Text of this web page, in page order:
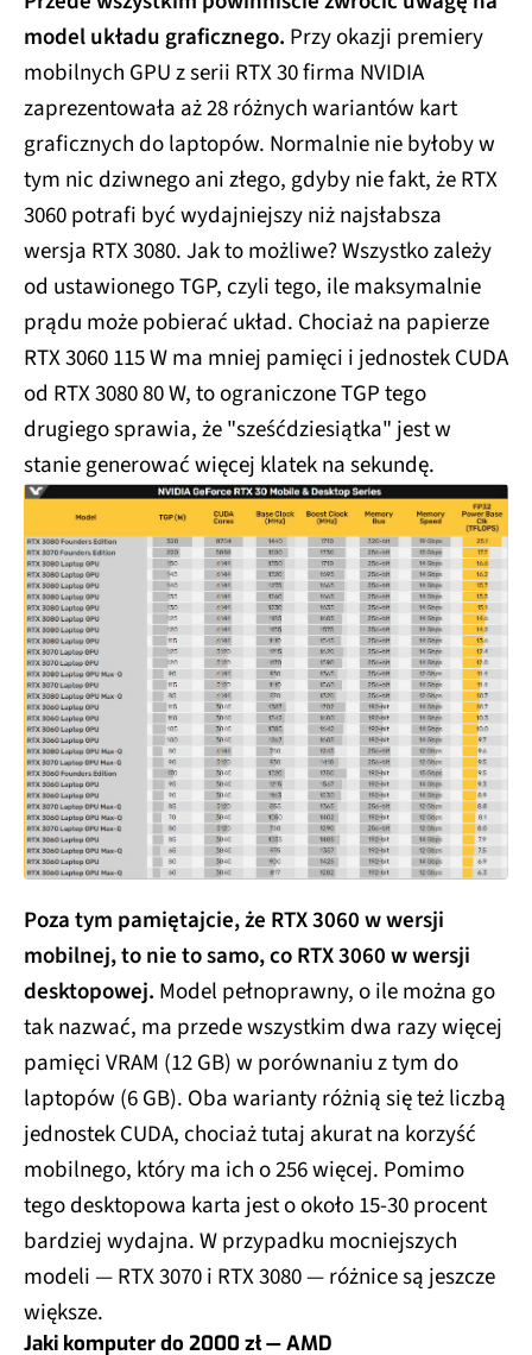
model układu graficznego. Przy okazji premiery
mobilnych GPU z serii RTX 30 firma NVIDIA
zaprezentowała aż 28 różnych wariantów kart
graficznych do laptopów. Normalnie nie byłoby w
tym nic dziwnego ani złego, gdyby nie fakt, że RTX
3060 potrafi być wydajniejszy niż najsłabsza
wersja RTX 3080. Jak to możliwe? Wszystko zależy
od ustawionego TGP, czyli tego, ile maksymalnie
prądu może pobierać układ. Chociaż na papierze
RTX 3060 115 W ma mniej pamięci i jednostek CUDA
od RTX 3080 80 W, to ograniczone TGP tego
drugiego sprawia, że "sześćdziesiątka" jest w
stanie generować więcej klatek na sekundę.
Poza tym pamiętajcie, że RTX 3060 w wersji
mobilnej, to nie to samo, co RTX 3060 w wersji
desktopowej. Model pełnoprawny, o ile można go
tak nazwać, ma przede wszystkim dwa razy więcej
pamięci VRAM (12 GB) w porównaniu z tym do
laptopów (6 GB). Oba warianty różnią się też liczbą
jednostek CUDA, chociaż tutaj akurat na korzyść
mobilnego, który ma ich o 256 więcej. Pomimo
tego desktopowa karta jest o około 15-30 procent
bardziej wydajna. W przypadku mocniejszych
modeli — RTX 3070 i RTX 3080 — różnice są jeszcze
większe.
Jaki komputer do 2000 zł — AMD